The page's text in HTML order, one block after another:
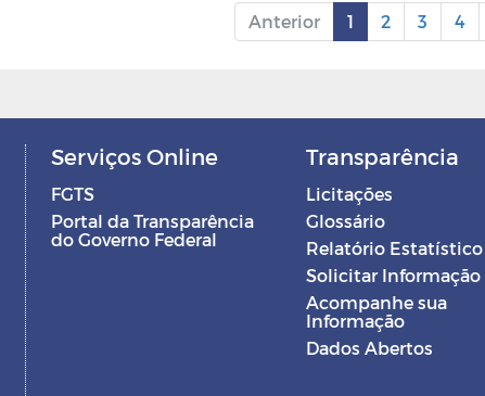
Anterior 1 2 3 4
Serviços Online
FGTS
Portal da Transparência
do Governo Federal
Transparência
Licitações
Glossário
Relatório Estatístico
Solicitar Informação
Acompanhe sua
Informação
Dados Abertos